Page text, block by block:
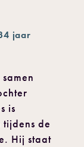
jaar
is
de
Hij staat